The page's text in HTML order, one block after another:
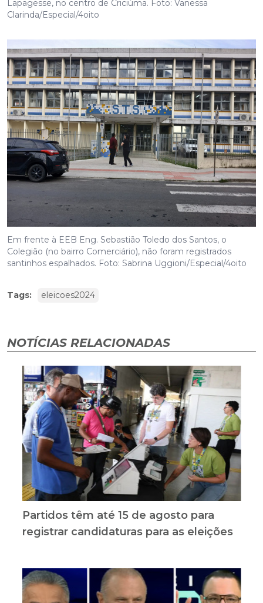
Lapagesse, no centro de Criciúma. Foto: Vanessa
Clarinda/Especial/4oito
Em frente à EEB Eng. Sebastião Toledo dos Santos, o
Colegião (no bairro Comerciário), não foram registrados
santinhos espalhados. Foto: Sabrina Uggioni/Especial/4oito
Tags: eleicoes2024
NOTÍCIAS RELACIONADAS
Partidos têm até 15 de agosto para
registrar candidaturas para as eleições